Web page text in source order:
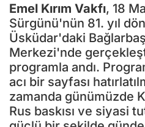
Emel Kırım Vakfı, 18
Sürgünü'nün 81. yıl
Üsküdar'daki
Merkezi'nde
programla andı.
acı bir sayfası
zamanda günümüzde
Rus baskısı ve siyasi